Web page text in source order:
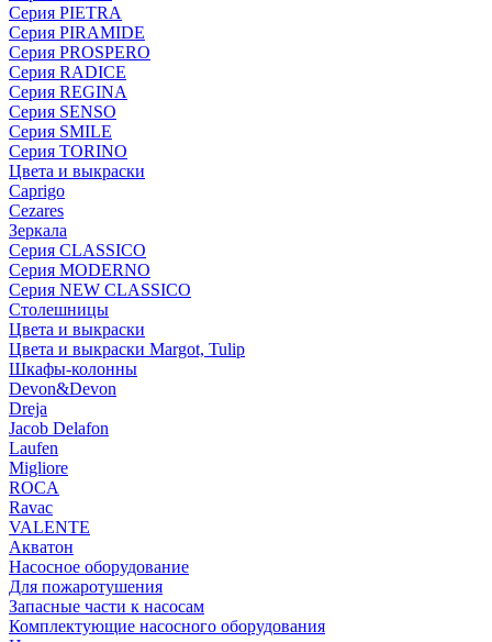
Серия PIETRA
Серия PIRAMIDE
Серия PROSPERO
Серия RADICE
Серия REGINA
Серия SENSO
Серия SMILE
Серия TORINO
Цвета и выкраски
Caprigo
Cezares
Зеркала
Серия CLASSICO
Серия MODERNO
Серия NEW CLASSICO
Столешницы
Цвета и выкраски
Цвета и выкраски Margot, Tulip
Шкафы-колонны
Devon&Devon
Dreja
Jacob Delafon
Laufen
Migliore
ROCA
Rаvac
VALENTE
Акватон
Насосное оборудование
Для пожаротушения
Запасные части к насосам
Комплектующие насосного оборудования